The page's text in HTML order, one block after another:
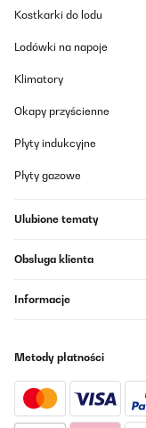
schätze, ist,
Ich habe eine
Heizkörper hat
dem
praktischen
gleichzeitig Ihre
Kostkarki do lodu
Lodówki na napoje
Klimatory
Okapy przyścienne
Płyty indukcyjne
Płyty gazowe
Ulubione tematy
Obsługa klienta
Informacje
Metody płatności